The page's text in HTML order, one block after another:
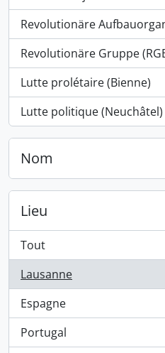
Revolutionäre
, 4 résultats
Revolutionäre Gruppe
, 4 résultats
Lutte prolétaire (Bienne)
, 4 résultats
Lutte politique (Neuchâtel)
, 4 résultats
Nom
Lieu
Tout
Lausanne
, 50 résultats
Espagne
, 5 résultats
Portugal
, 5 résultats